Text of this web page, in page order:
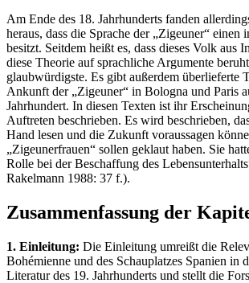
Am Ende des 18. Jahrhunderts fanden
heraus, dass die Sprache der „Zigeuner“ einen
besitzt. Seitdem heißt es, dass dieses Volk aus
diese Theorie auf sprachliche Argumente
glaubwürdigste. Es gibt außerdem überlieferte
Ankunft der „Zigeuner“ in Bologna und Paris
Jahrhundert. In diesen Texten ist ihr
Auftreten beschrieben. Es wird beschrieben,
Hand lesen und die Zukunft voraussagen
„Zigeunerfrauen“ sollen geklaut haben. Sie
Rolle bei der Beschaffung des
Rakelmann 1988: 37 f.).
Zusammenfassung der
1. Einleitung: Die Einleitung umreißt die
Bohémienne und des Schauplatzes Spanien in
Literatur des 19. Jahrhunderts und stellt die